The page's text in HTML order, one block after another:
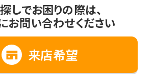
しでお困りの際は、
お問い合わせください
来店希望